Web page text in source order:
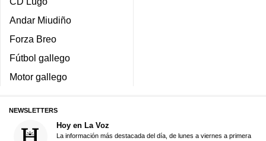
Andar Miudiño
Forza Breo
Fútbol gallego
Motor gallego
NEWSLETTERS
Hoy en La Voz
La información más destacada del día, de lunes a viernes a primera